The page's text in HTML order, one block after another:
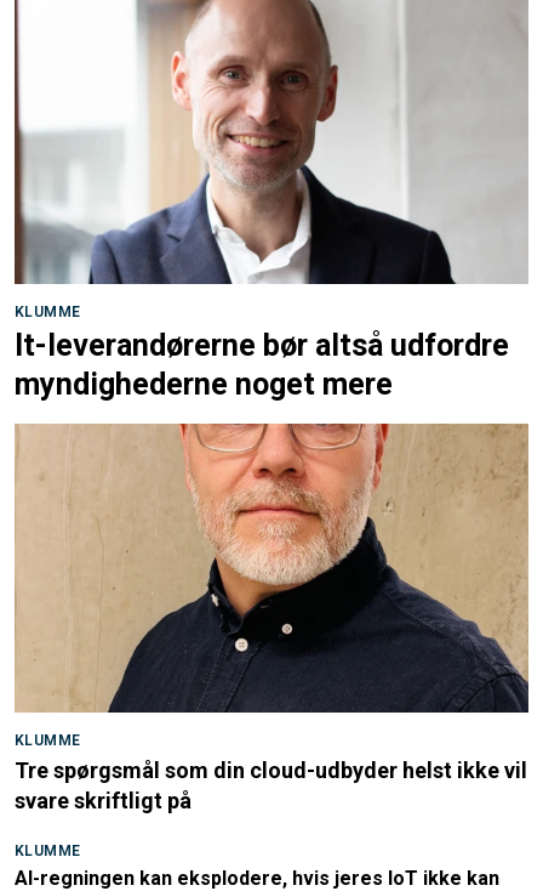
KLUMME
It-leverandørerne bør altså udfordre
myndighederne noget mere
KLUMME
Tre spørgsmål som din cloud-udbyder helst ikke vil
svare skriftligt på
KLUMME
AI-regningen kan eksplodere, hvis jeres IoT ikke kan